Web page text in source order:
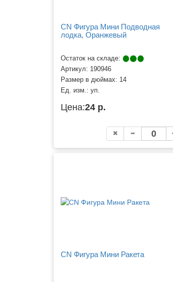
CN Фигура Мини Подводная
лодка, Оранжевый
Остаток на складе:
Артикул: 190946
Размер в дюймах: 14
Ед. изм.: уп.
Цена:24 р.
CN Фигура Мини Ракета